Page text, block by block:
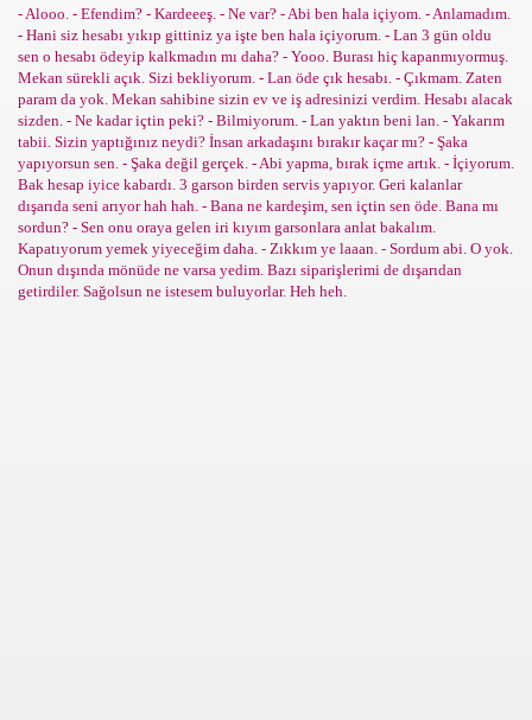
- Alooo. - Efendim? - Kardeeeş. - Ne var? - Abi ben hala içiyom. - Anlamadım.
- Hani siz hesabı yıkıp gittiniz ya işte ben hala içiyorum. - Lan 3 gün oldu
sen o hesabı ödeyip kalkmadın mı daha? - Yooo. Burası hiç kapanmıyormuş.
Mekan sürekli açık. Sizi bekliyorum. - Lan öde çık hesabı. - Çıkmam. Zaten
param da yok. Mekan sahibine sizin ev ve iş adresinizi verdim. Hesabı alacak
sizden. - Ne kadar içtin peki? - Bilmiyorum. - Lan yaktın beni lan. - Yakarım
tabii. Sizin yaptığınız neydi? İnsan arkadaşını bırakır kaçar mı? - Şaka
yapıyorsun sen. - Şaka değil gerçek. - Abi yapma, bırak içme artık. - İçiyorum.
Bak hesap iyice kabardı. 3 garson birden servis yapıyor. Geri kalanlar
dışarıda seni arıyor hah hah. - Bana ne kardeşim, sen içtin sen öde. Bana mı
sordun? - Sen onu oraya gelen iri kıyım garsonlara anlat bakalım.
Kapatıyorum yemek yiyeceğim daha. - Zıkkım ye laaan. - Sordum abi. O yok.
Onun dışında mönüde ne varsa yedim. Bazı siparişlerimi de dışarıdan
getirdiler. Sağolsun ne istesem buluyorlar. Heh heh.